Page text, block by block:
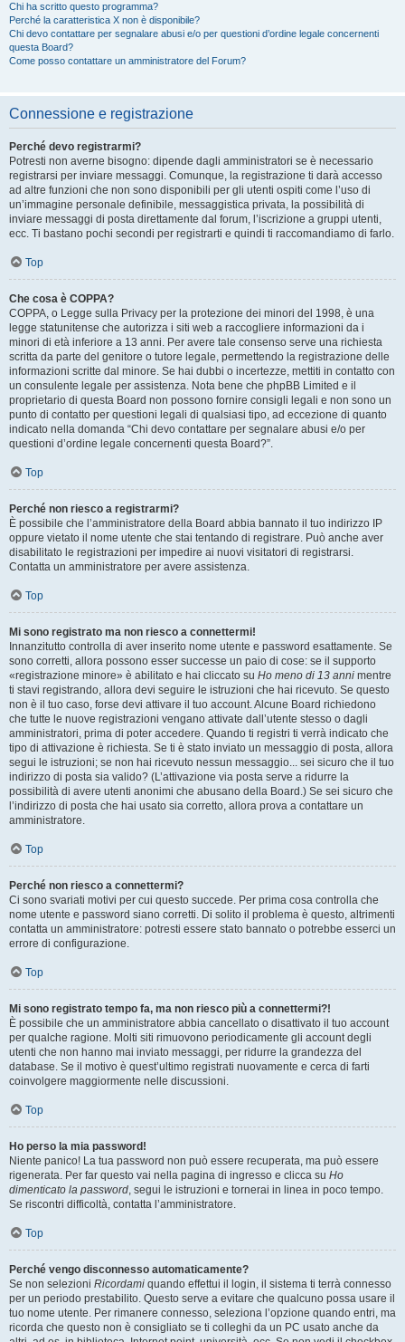
Chi ha scritto questo programma?
Perché la caratteristica X non è disponibile?
Chi devo contattare per segnalare abusi e/o per questioni d’ordine legale concernenti
questa Board?
Come posso contattare un amministratore del Forum?
Connessione e registrazione
Perché devo registrarmi?
Potresti non averne bisogno: dipende dagli amministratori se è necessario
registrarsi per inviare messaggi. Comunque, la registrazione ti darà accesso
ad altre funzioni che non sono disponibili per gli utenti ospiti come l’uso di
un’immagine personale definibile, messaggistica privata, la possibilità di
inviare messaggi di posta direttamente dal forum, l’iscrizione a gruppi utenti,
ecc. Ti bastano pochi secondi per registrarti e quindi ti raccomandiamo di farlo.
Top
Che cosa è COPPA?
COPPA, o Legge sulla Privacy per la protezione dei minori del 1998, è una
legge statunitense che autorizza i siti web a raccogliere informazioni da i
minori di età inferiore a 13 anni. Per avere tale consenso serve una richiesta
scritta da parte del genitore o tutore legale, permettendo la registrazione delle
informazioni scritte dal minore. Se hai dubbi o incertezze, mettiti in contatto con
un consulente legale per assistenza. Nota bene che phpBB Limited e il
proprietario di questa Board non possono fornire consigli legali e non sono un
punto di contatto per questioni legali di qualsiasi tipo, ad eccezione di quanto
indicato nella domanda “Chi devo contattare per segnalare abusi e/o per
questioni d’ordine legale concernenti questa Board?”.
Top
Perché non riesco a registrarmi?
È possibile che l’amministratore della Board abbia bannato il tuo indirizzo IP
oppure vietato il nome utente che stai tentando di registrare. Può anche aver
disabilitato le registrazioni per impedire ai nuovi visitatori di registrarsi.
Contatta un amministratore per avere assistenza.
Top
Mi sono registrato ma non riesco a connettermi!
Innanzitutto controlla di aver inserito nome utente e password esattamente. Se
sono corretti, allora possono esser successe un paio di cose: se il supporto
«registrazione minore» è abilitato e hai cliccato su Ho meno di 13 anni mentre
ti stavi registrando, allora devi seguire le istruzioni che hai ricevuto. Se questo
non è il tuo caso, forse devi attivare il tuo account. Alcune Board richiedono
che tutte le nuove registrazioni vengano attivate dall’utente stesso o dagli
amministratori, prima di poter accedere. Quando ti registri ti verrà indicato che
tipo di attivazione è richiesta. Se ti è stato inviato un messaggio di posta, allora
segui le istruzioni; se non hai ricevuto nessun messaggio... sei sicuro che il tuo
indirizzo di posta sia valido? (L’attivazione via posta serve a ridurre la
possibilità di avere utenti anonimi che abusano della Board.) Se sei sicuro che
l’indirizzo di posta che hai usato sia corretto, allora prova a contattare un
amministratore.
Top
Perché non riesco a connettermi?
Ci sono svariati motivi per cui questo succede. Per prima cosa controlla che
nome utente e password siano corretti. Di solito il problema è questo, altrimenti
contatta un amministratore: potresti essere stato bannato o potrebbe esserci un
errore di configurazione.
Top
Mi sono registrato tempo fa, ma non riesco più a connettermi?!
È possibile che un amministratore abbia cancellato o disattivato il tuo account
per qualche ragione. Molti siti rimuovono periodicamente gli account degli
utenti che non hanno mai inviato messaggi, per ridurre la grandezza del
database. Se il motivo è quest’ultimo registrati nuovamente e cerca di farti
coinvolgere maggiormente nelle discussioni.
Top
Ho perso la mia password!
Niente panico! La tua password non può essere recuperata, ma può essere
rigenerata. Per far questo vai nella pagina di ingresso e clicca su Ho
dimenticato la password, segui le istruzioni e tornerai in linea in poco tempo.
Se riscontri difficoltà, contatta l’amministratore.
Top
Perché vengo disconnesso automaticamente?
Se non selezioni Ricordami quando effettui il login, il sistema ti terrà connesso
per un periodo prestabilito. Questo serve a evitare che qualcuno possa usare il
tuo nome utente. Per rimanere connesso, seleziona l’opzione quando entri, ma
ricorda che questo non è consigliato se ti colleghi da un PC usato anche da